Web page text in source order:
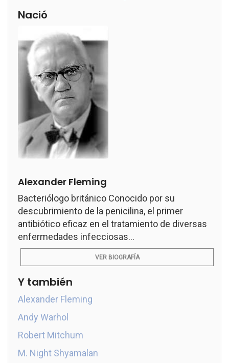
Nació
Alexander Fleming
Bacteriólogo británico Conocido por su
descubrimiento de la penicilina, el primer
antibiótico eficaz en el tratamiento de diversas
enfermedades infecciosas...
VER BIOGRAFÍA
Y también
Alexander Fleming
Andy Warhol
Robert Mitchum
M. Night Shyamalan